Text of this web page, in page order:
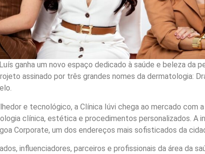
ganha um novo espaço dedicado à saúde e beleza da
assinado por três grandes nomes da dermatologia:
e tecnológico, a Clínica Iúvi chega ao mercado com
clínica, estética e procedimentos personalizados. A
Corporate, um dos endereços mais sofisticados da
influenciadores, parceiros e profissionais da área da